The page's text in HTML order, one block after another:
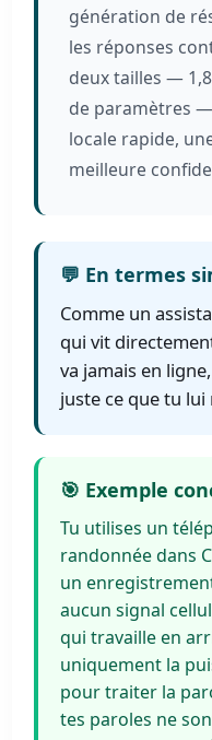
génération de
les réponses
deux tailles —
de paramètres
locale rapide,
meilleure
💬 En termes
Comme un
qui vit
va jamais en
juste ce que tu
🎯 Exemple
Tu utilises un
randonnée dans
un
aucun signal
qui travaille en
uniquement la
pour traiter la
tes paroles ne